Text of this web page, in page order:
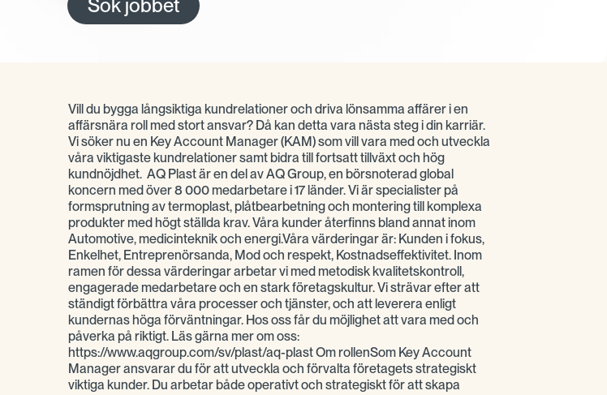
Sök jobbet
Vill du bygga långsiktiga kundrelationer och driva lönsamma affärer i en
affärsnära roll med stort ansvar? Då kan detta vara nästa steg i din karriär.
Vi söker nu en Key Account Manager (KAM) som vill vara med och utveckla
våra viktigaste kundrelationer samt bidra till fortsatt tillväxt och hög
kundnöjdhet. AQ Plast är en del av AQ Group, en börsnoterad global
koncern med över 8 000 medarbetare i 17 länder. Vi är specialister på
formsprutning av termoplast, plåtbearbetning och montering till komplexa
produkter med högt ställda krav. Våra kunder återfinns bland annat inom
Automotive, medicinteknik och energi.Våra värderingar är: Kunden i fokus,
Enkelhet, Entreprenörsanda, Mod och respekt, Kostnadseffektivitet. Inom
ramen för dessa värderingar arbetar vi med metodisk kvalitetskontroll,
engagerade medarbetare och en stark företagskultur. Vi strävar efter att
ständigt förbättra våra processer och tjänster, och att leverera enligt
kundernas höga förväntningar. Hos oss får du möjlighet att vara med och
påverka på riktigt. Läs gärna mer om oss:
https://www.aqgroup.com/sv/plast/aq-plast Om rollenSom Key Account
Manager ansvarar du för att utveckla och förvalta företagets strategiskt
viktiga kunder. Du arbetar både operativt och strategiskt för att skapa